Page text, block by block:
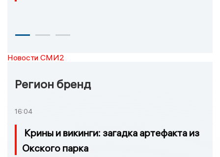
Новости СМИ2
Регион бренд
16:04
Крины и викинги: загадка артефакта из
Окского парка